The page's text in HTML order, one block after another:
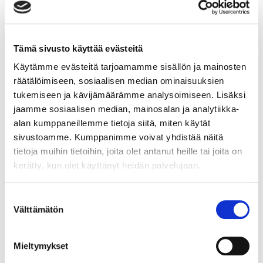
Tämä sivusto käyttää evästeitä
Käytämme evästeitä tarjoamamme sisällön ja mainosten
räätälöimiseen, sosiaalisen median ominaisuuksien
tukemiseen ja kävijämäärämme analysoimiseen. Lisäksi
jaamme sosiaalisen median, mainosalan ja analytiikka-
alan kumppaneillemme tietoja siitä, miten käytät
sivustoamme. Kumppanimme voivat yhdistää näitä
tietoja muihin tietoihin, joita olet antanut heille tai joita on
kerätty, kun olet käyttänyt heidän palvelujaan.
valinta
Välttämätön
Mieltymykset
kuulu juuri sinun työnkuvaasi. Totuus kuitenkin on, että
hyvä ymmärtää,
Lue lisää
Vastuullinen asiakaspalvelun
Vastuulliseen asiakaspalveluun kuuluu
Valmistautuminen tarkoittaa, että tunnet yrityksesi